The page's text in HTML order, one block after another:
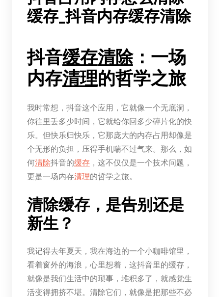
缓存_抖音内存缓存清除
抖音缓存清除：一场
内存清理的哲学之旅
我时常想，抖音这个应用，它就像一个无底洞，
你往里丢多少时间，它就给你回多少碎片化的快
乐。但快乐归快乐，它那庞大的内存占用却像是
个无形的负担，压得手机喘不过气来。那么，如
何清除抖音的缓存，这不仅仅是一个技术问题，
更是一场内存清理的哲学之旅。
清除缓存，是告别还是
新生？
我记得去年夏天，我在海边的一个小咖啡馆里，
看着窗外的海浪，心里想着，这抖音里的缓存，
就像是我们生活中的琐事，堆积多了，就感觉生
活变得拥挤不堪。清除它们，就像是把那些不必